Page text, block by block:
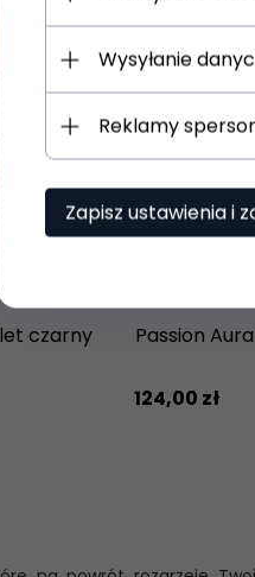
czarny Passion
124,00 zł
Wysyłanie
Reklamy
Zapisz ustawienia i